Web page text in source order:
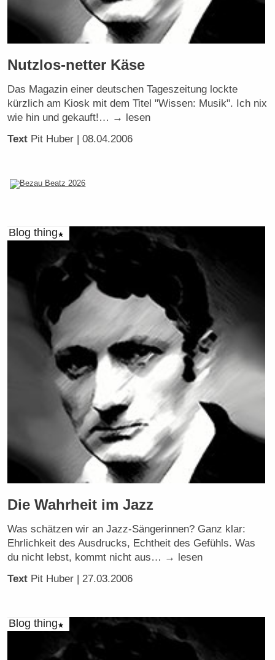
Nutzlos-netter Käse
Das Magazin einer deutschen Tageszeitung lockte
kürzlich am Kiosk mit dem Titel "Wissen: Musik". Ich nix
wie hin und gekauft!… → lesen
Text Pit Huber | 08.04.2006
Blog thing
Die Wahrheit im Jazz
Was schätzen wir an Jazz-Sängerinnen? Ganz klar:
Ehrlichkeit des Ausdrucks, Echtheit des Gefühls. Was
du nicht lebst, kommt nicht aus… → lesen
Text Pit Huber | 27.03.2006
Blog thing